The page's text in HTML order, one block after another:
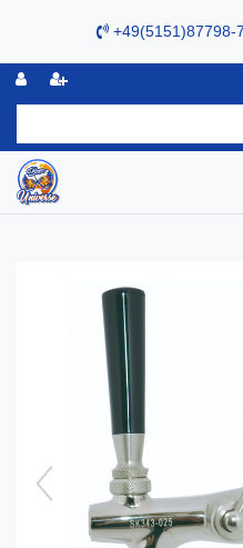
+49(5151)87798-